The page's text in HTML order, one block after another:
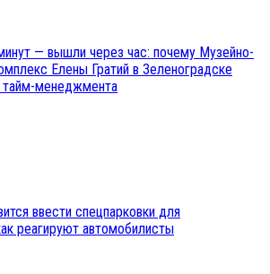
— вышли через час: почему Музейно-
Елены Гратий в Зеленоградске
тайм-менеджмента
ввести спецпарковки для
реагируют автомобилисты